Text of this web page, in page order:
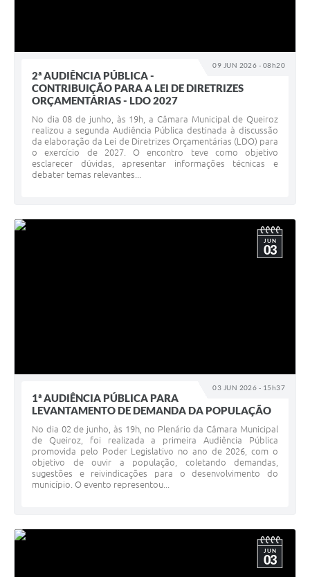
09 JUN 2026 - 08h20
2ª AUDIÊNCIA PÚBLICA -
CONTRIBUIÇÃO PARA A LEI DE DIRETRIZES
ORÇAMENTÁRIAS - LDO 2027
No dia 08 de junho, às 19h, a Câmara Municipal de Queiroz
realizou a segunda Audiência Pública destinada à discussão
da elaboração da Lei de Diretrizes Orçamentárias (LDO) para
o exercício de 2027. O encontro teve como objetivo
esclarecer dúvidas, apresentar informações técnicas e
debater temas relevantes...
03 JUN 2026 - 15h37
JUN
03
1ª AUDIÊNCIA PÚBLICA PARA
LEVANTAMENTO DE DEMANDA DA POPULAÇÃO
No dia 02 de junho, às 19h, no Plenário da Câmara Municipal
de Queiroz, foi realizada a primeira Audiência Pública
promovida pelo Poder Legislativo no ano de 2026, com o
objetivo de ouvir a população, coletando demandas,
sugestões e reivindicações para o desenvolvimento do
município. O evento representou...
JUN
03